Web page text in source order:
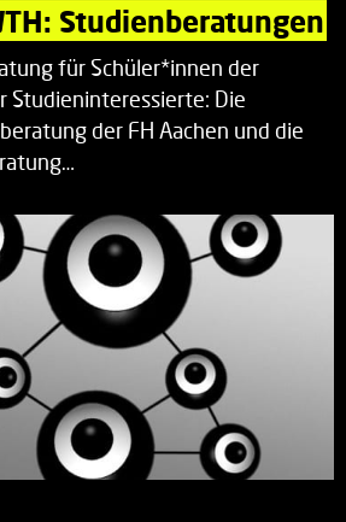
Studienberatungen
für Schüler*innen der
Studieninteressierte: Die
der FH Aachen und die